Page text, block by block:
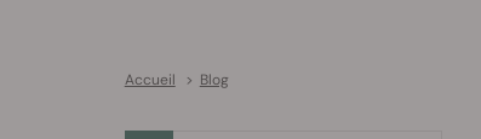
Accueil > Blog